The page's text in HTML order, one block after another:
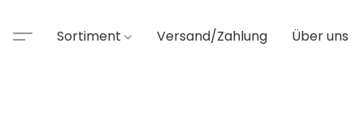
Sortiment Versand/Zahlung Über uns